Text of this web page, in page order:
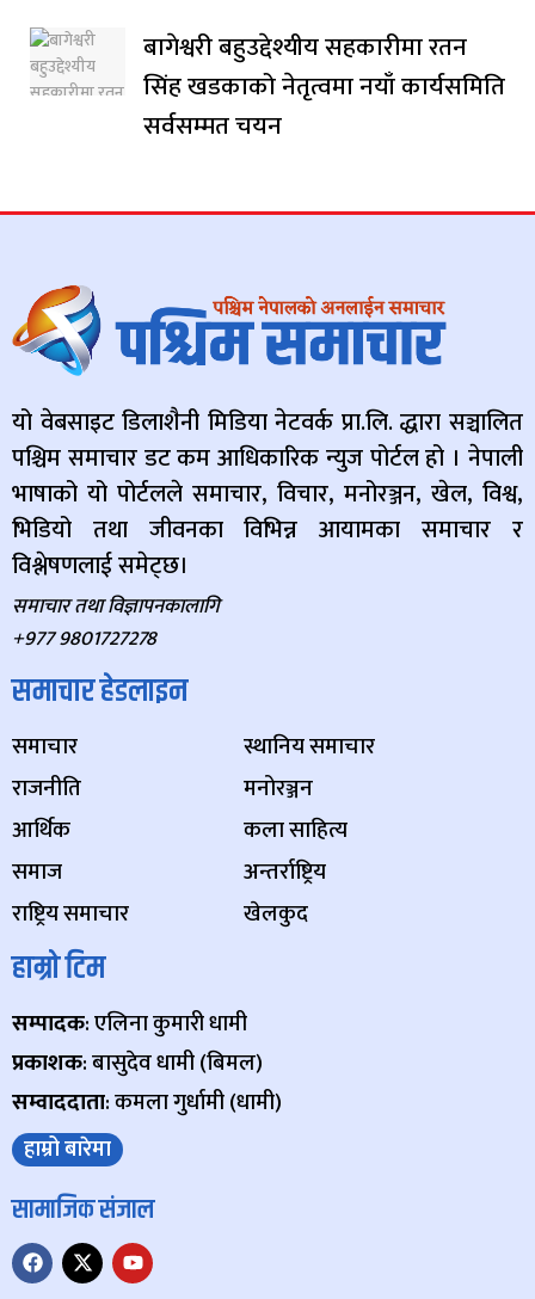
बागेश्वरी बहुउद्देश्यीय सहकारीमा रतन
सिंह खडकाको नेतृत्वमा नयाँ कार्यसमिति
सर्वसम्मत चयन
यो वेबसाइट डिलाशैनी मिडिया नेटवर्क प्रा.लि. द्धारा सञ्चालित
पश्चिम समाचार डट कम आधिकारिक न्युज पोर्टल हो । नेपाली
भाषाको यो पोर्टलले समाचार, विचार, मनोरञ्जन, खेल, विश्व,
भिडियो तथा जीवनका विभिन्न आयामका समाचार र
विश्लेषणलाई समेट्छ।
समाचार तथा विज्ञापनकालागि
+977 9801727278
समाचार हेडलाइन
समाचार
राजनीति
आर्थिक
समाज
राष्ट्रिय समाचार
स्थानिय समाचार
मनोरञ्जन
कला साहित्य
अन्तर्राष्ट्रिय
खेलकुद
हाम्रो टिम
सम्पादक: एलिना कुमारी धामी
प्रकाशक: बासुदेव धामी (बिमल)
सम्वाददाता: कमला गुर्धामी (धामी)
हाम्रो बारेमा
सामाजिक संजाल